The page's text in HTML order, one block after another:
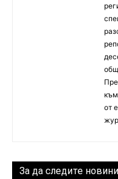
от
За да следите